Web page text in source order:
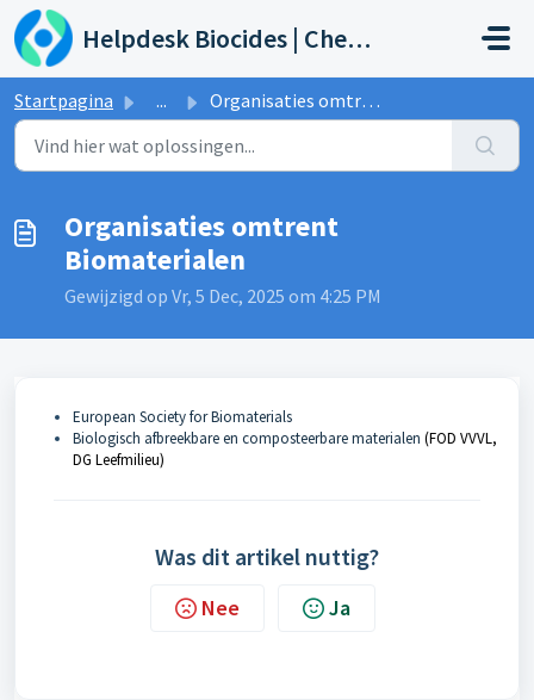
Doorgaan naar hoofdinhoud
Helpdesk Biocides | Chemicals | Products
Startpagina ... Organisaties omtrent Biomaterialen
Organisaties omtrent
Biomaterialen
Gewijzigd op Vr, 5 Dec, 2025 om 4:25 PM
European Society for Biomaterials
Biologisch afbreekbare en composteerbare materialen (FOD VVVL,
DG Leefmilieu)
Was dit artikel nuttig?
Nee Ja